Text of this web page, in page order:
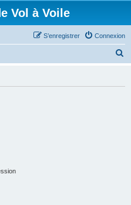
Vol à Voile
Connexion
S’enregistrer